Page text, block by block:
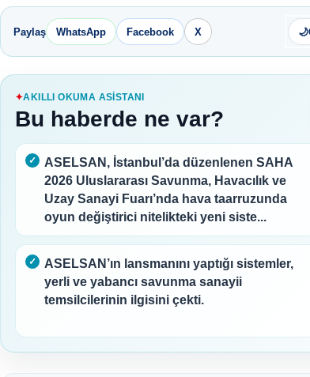
Paylaş WhatsApp Facebook X 🌙
AKILLI OKUMA ASISTANI
Bu haberde ne var?
ASELSAN, İstanbul’da düzenlenen SAHA
2026 Uluslararası Savunma, Havacılık ve
Uzay Sanayi Fuarı’nda hava taarruzunda
oyun değiştirici nitelikteki yeni siste...
ASELSAN’ın lansmanını yaptığı sistemler,
yerli ve yabancı savunma sanayii
temsilcilerinin ilgisini çekti.